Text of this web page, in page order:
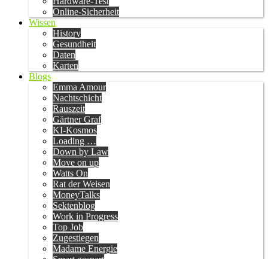
Online-Sicherheit
Wissen
History
Gesundheit
Daten
Karten
Blogs
Emma Amour
Nachtschicht
Rauszeit
Gärtner Graf
KI-Kosmos
Loading …
Down by Law
Move on up
Watts On
Rat der Weisen
MoneyTalks
Sektenblog
Work in Progress
Top Job
Zugestiegen
Madame Energie